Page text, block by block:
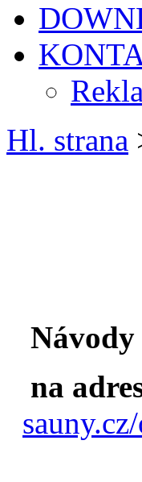
Hl. strana
Návody
na